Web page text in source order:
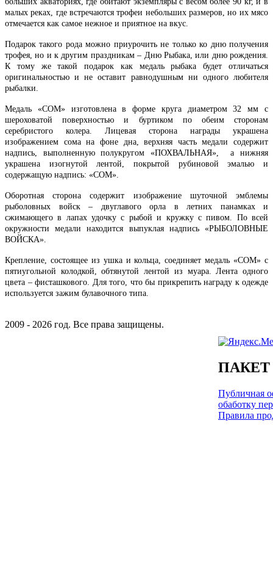
малых реках, где встречаются трофеи небольших размеров, но их мясо
отмечается как самое нежное и приятное на вкус.
Подарок такого рода можно приурочить не только ко дню получения
трофея, но и к другим праздникам – Дню Рыбака, или дню рождения.
К тому же такой подарок как медаль рыбака будет отличаться
оригинальностью и не оставит равнодушным ни одного любителя
рыбалки.
Медаль «СОМ» изготовлена в форме круга диаметром 32 мм с
шероховатой поверхностью и буртиком по обеим сторонам
серебристого колера. Лицевая сторона награды украшена
изображением сома на фоне дна, верхняя часть медали содержит
надпись, выполненную полукругом «ПОХВАЛЬНАЯ», а нижняя
украшена изогнутой лентой, покрытой рубиновой эмалью и
содержащую надпись: «СОМ».
Оборотная сторона содержит изображение шуточной эмблемы
рыболовных войск – двуглавого орла в летних панамках и
сжимающего в лапах удочку с рыбой и кружку с пивом. По всей
окружности медали находится выпуклая надпись «РЫБОЛОВНЫЕ
ВОЙСКА».
Крепление, состоящее из ушка и кольца, соединяет медаль «СОМ» с
пятиугольной колодкой, обтянутой лентой из муара. Лента одного
цвета – фисташкового. Для того, что бы прикрепить награду к одежде
используется зажим булавочного типа.
2009 - 2026 год. Все права защищены.
Публичная
обаботку
Правила